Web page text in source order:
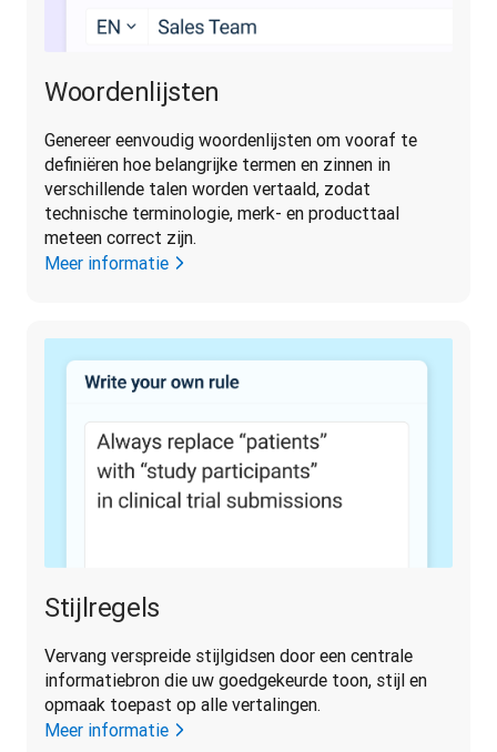
Woordenlijsten
Genereer eenvoudig woordenlijsten om vooraf te
definiëren hoe belangrijke termen en zinnen in
verschillende talen worden vertaald, zodat
technische terminologie, merk- en producttaal
meteen correct zijn.
Meer informatie
Stijlregels
Vervang verspreide stijlgidsen door een centrale
informatiebron die uw goedgekeurde toon, stijl en
opmaak toepast op alle vertalingen.
Meer informatie